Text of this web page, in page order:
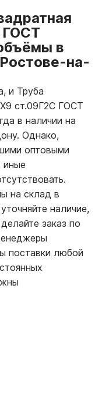
ГОСТ
в
на-
и Труба
ст.09Г2С ГОСТ
в наличии на
Однако,
оптовыми
иные
на склад в
наличие,
заказ по
поставки любой